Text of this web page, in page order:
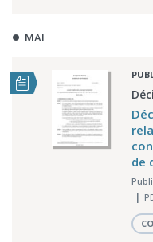
MAI
de